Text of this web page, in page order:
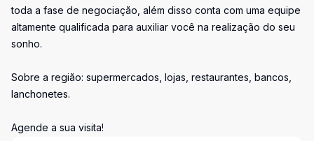
toda a fase de negociação, além disso conta com uma equipe
altamente qualificada para auxiliar você na realização do seu
sonho.
Sobre a região: supermercados, lojas, restaurantes, bancos,
lanchonetes.
Agende a sua visita!